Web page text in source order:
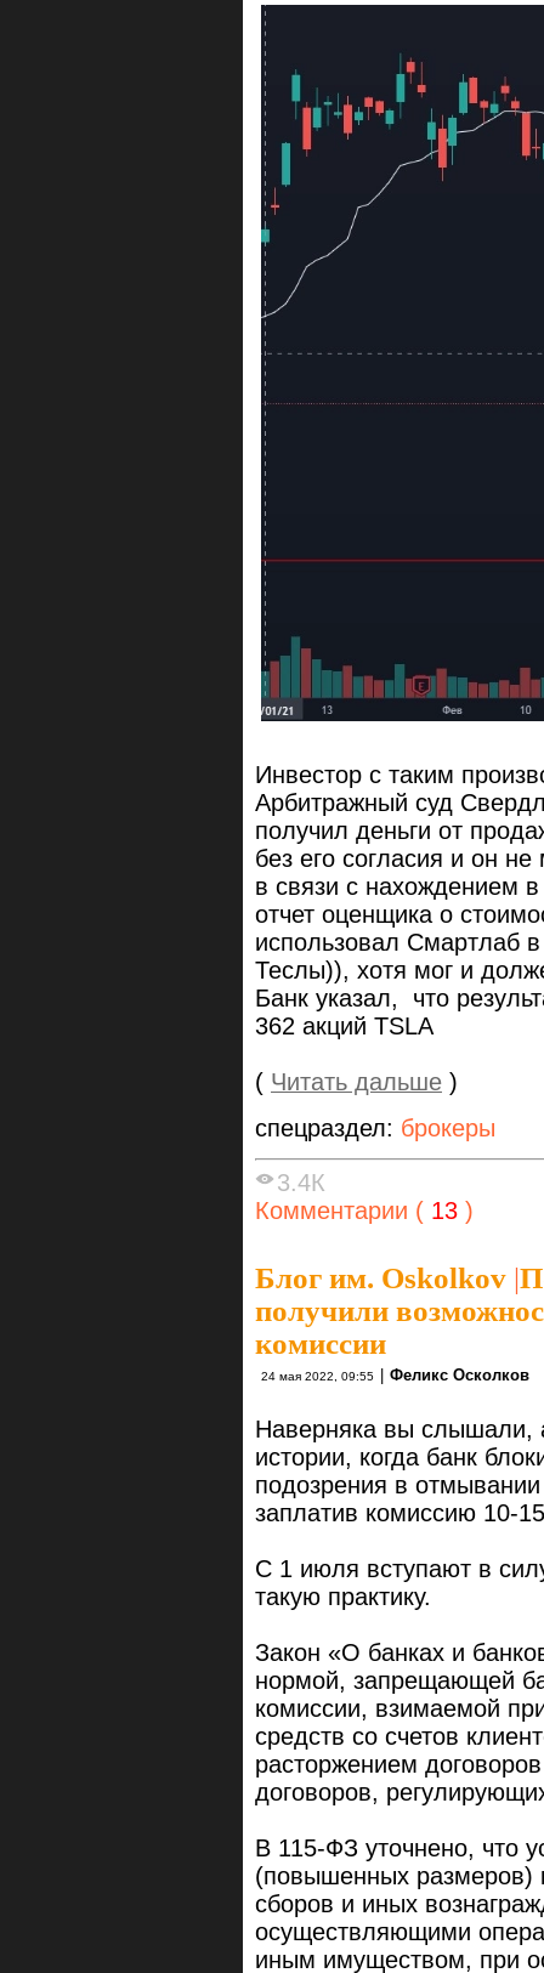
Инвестор с таким
Арбитражный суд
получил деньги от
без его согласия и он
в связи с нахождением
отчет оценщика о
использовал Смартлаб в
Теслы)), хотя мог и
Банк указал, что
362 акций TSLA
( Читать дальше )
спецраздел: брокеры
3.4К
Комментарии ( 13 )
Блог им. Oskolkov |
получили
комиссии
24 мая 2022, 09:55 | Феликс Осколков
Наверняка вы слышали,
истории, когда банк
подозрения в
заплатив комиссию 10-
С 1 июля вступают в
такую практику.
Закон «О банках и
нормой, запрещающей
комиссии, взимаемой
средств со счетов
расторжением
договоров,
В 115-ФЗ уточнено, что
(повышенных размеров)
сборов и иных
осуществляющими
иным имуществом, при